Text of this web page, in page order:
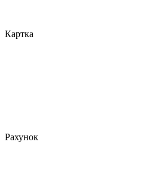
Картка
Рахунок